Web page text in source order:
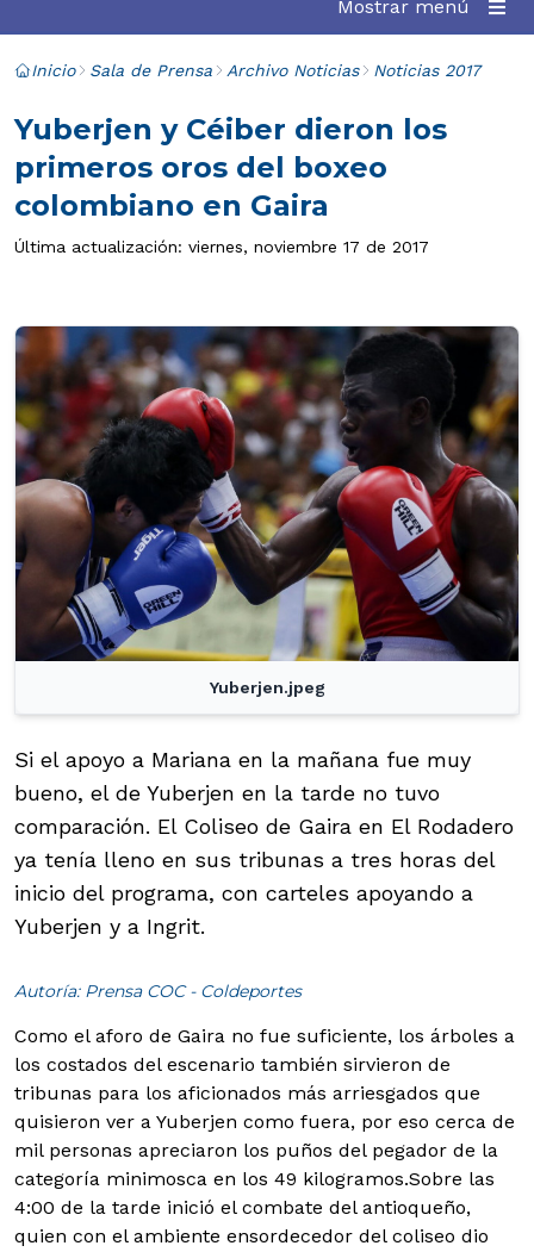
Mostrar menú
Inicio Sala de Prensa Archivo Noticias Noticias 2017
Yuberjen y Céiber dieron los
primeros oros del boxeo
colombiano en Gaira
Última actualización: viernes, noviembre 17 de 2017
Yuberjen.jpeg
Si el apoyo a Mariana en la mañana fue muy
bueno, el de Yuberjen en la tarde no tuvo
comparación. El Coliseo de Gaira en El Rodadero
ya tenía lleno en sus tribunas a tres horas del
inicio del programa, con carteles apoyando a
Yuberjen y a Ingrit.
Autoría: Prensa COC - Coldeportes
Como el aforo de Gaira no fue suficiente, los árboles a
los costados del escenario también sirvieron de
tribunas para los aficionados más arriesgados que
quisieron ver a Yuberjen como fuera, por eso cerca de
mil personas apreciaron los puños del pegador de la
categoría minimosca en los 49 kilogramos.Sobre las
4:00 de la tarde inició el combate del antioqueño,
quien con el ambiente ensordecedor del coliseo dio